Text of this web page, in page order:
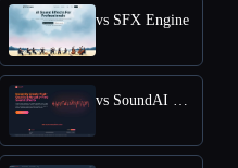
vs SFX Engine
vs SoundAI Studio